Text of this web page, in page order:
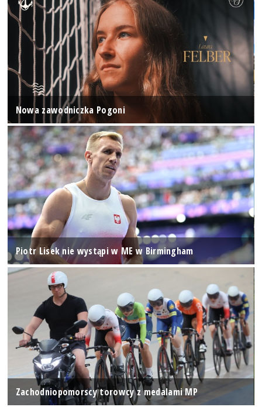
Nowa zawodniczka Pogoni
Piotr Lisek nie wystąpi w ME w Birmingham
Zachodniopomorscy torowcy z medalami MP